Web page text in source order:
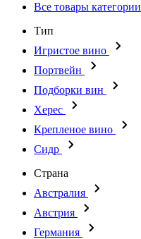
Все товары категории
Тип
Игристое вино
Портвейн
Подборки вин
Херес
Крепленое вино
Сидр
Страна
Австралия
Австрия
Германия